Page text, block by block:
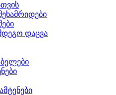
დაცვა